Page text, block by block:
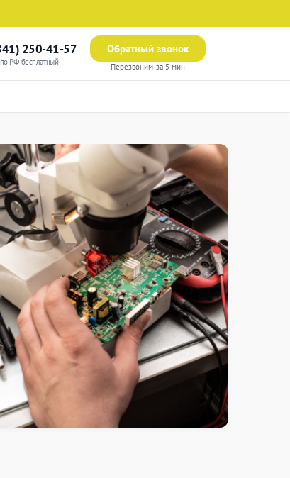
250-41-57
РФ бесплатный
Обратный звонок
Перезвоним за 5 мин